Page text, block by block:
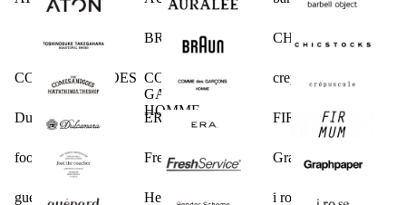
BRAUN CHICSTOCKS
COMESANDGOES COMME des
GARCONS
HOMME
crepuscule
Dulcamara ERA. FIRMUM
foot the coacher FreshService Graphpaper
guepard Hender Scheme i ro se